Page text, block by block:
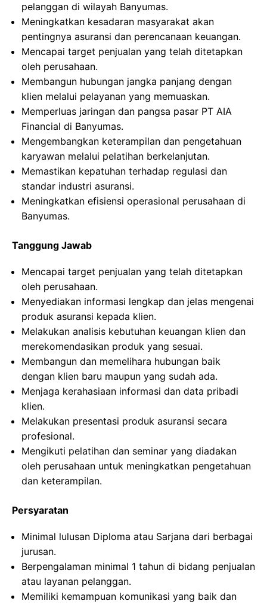
pelanggan di wilayah Banyumas.
Meningkatkan kesadaran masyarakat akan
pentingnya asuransi dan perencanaan keuangan.
Mencapai target penjualan yang telah ditetapkan
oleh perusahaan.
Membangun hubungan jangka panjang dengan
klien melalui pelayanan yang memuaskan.
Memperluas jaringan dan pangsa pasar PT AIA
Financial di Banyumas.
Mengembangkan keterampilan dan pengetahuan
karyawan melalui pelatihan berkelanjutan.
Memastikan kepatuhan terhadap regulasi dan
standar industri asuransi.
Meningkatkan efisiensi operasional perusahaan di
Banyumas.
Tanggung Jawab
Mencapai target penjualan yang telah ditetapkan
oleh perusahaan.
Menyediakan informasi lengkap dan jelas mengenai
produk asuransi kepada klien.
Melakukan analisis kebutuhan keuangan klien dan
merekomendasikan produk yang sesuai.
Membangun dan memelihara hubungan baik
dengan klien baru maupun yang sudah ada.
Menjaga kerahasiaan informasi dan data pribadi
klien.
Melakukan presentasi produk asuransi secara
profesional.
Mengikuti pelatihan dan seminar yang diadakan
oleh perusahaan untuk meningkatkan pengetahuan
dan keterampilan.
Persyaratan
Minimal lulusan Diploma atau Sarjana dari berbagai
jurusan.
Berpengalaman minimal 1 tahun di bidang penjualan
atau layanan pelanggan.
Memiliki kemampuan komunikasi yang baik dan